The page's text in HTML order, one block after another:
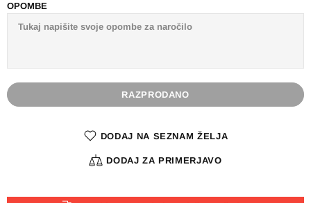
OPOMBE
RAZPRODANO
DODAJ NA SEZNAM ŽELJA
DODAJ ZA PRIMERJAVO